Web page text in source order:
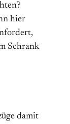
hier
Schrank
damit